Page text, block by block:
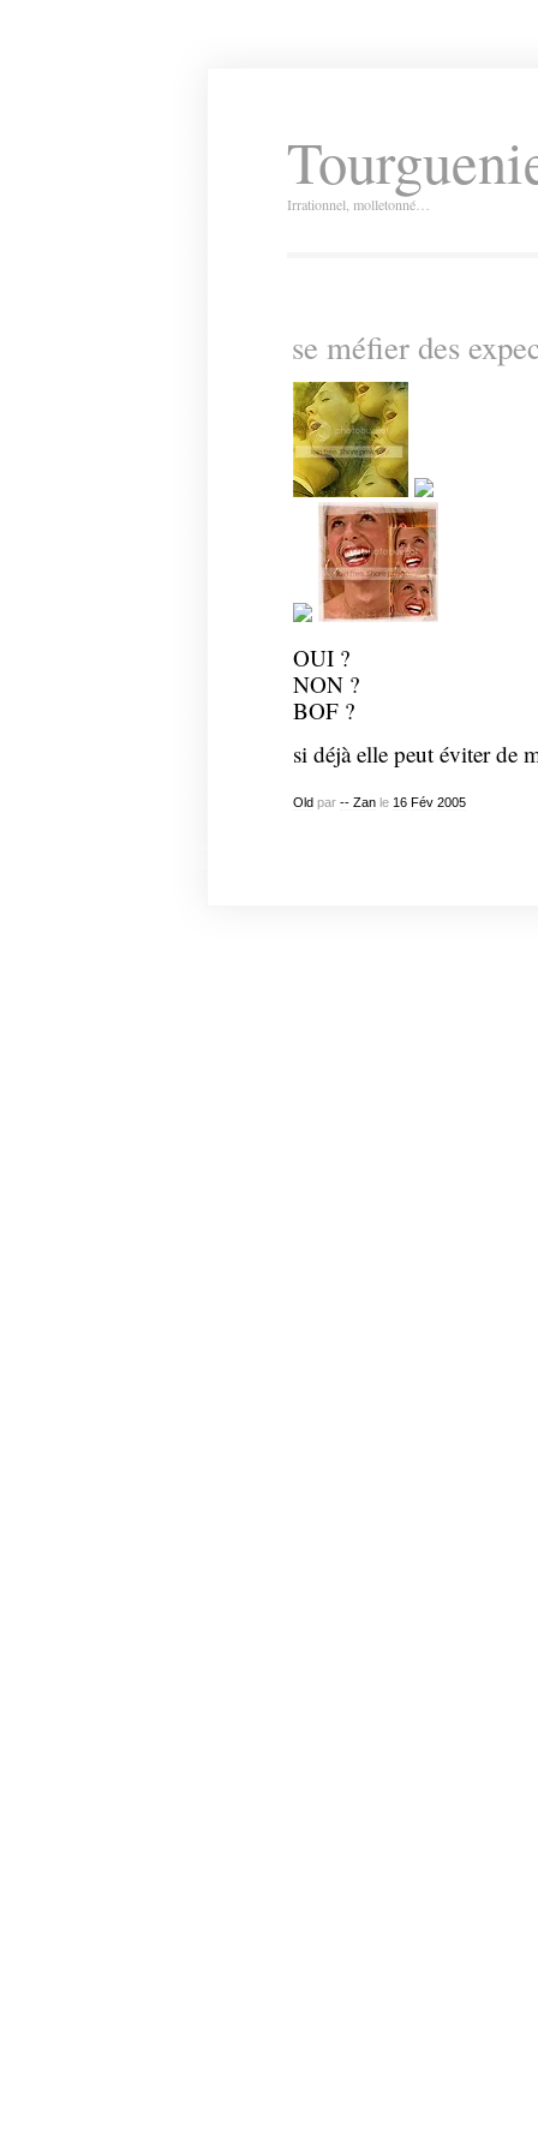
Irrationnel, molletonné…
se méfier des
OUI ?
NON ?
BOF ?
si déjà elle peut éviter de
Oldpar -- Zanle 16 Fév 2005